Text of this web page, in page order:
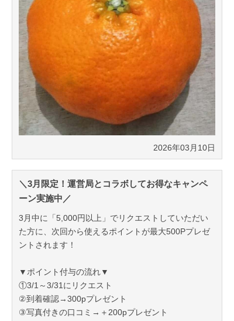
2026年03月10日
＼3月限定！運営局とコラボしてお得なキャンペ
ーン実施中／
3月中に「5,000円以上」でリクエストしていただい
た方に、次回から使えるポイントが最大500Pプレゼ
ントされます！
▼ポイント付与の流れ▼
①3/1～3/31にリクエスト
②到着確認→300pプレゼント
③写真付きの口コミ→＋200pプレゼント